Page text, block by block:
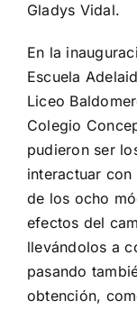
Gladys Vidal.
En la
Escuela
Liceo
Colegio
pudieron ser
interactuar
de los ocho
efectos del
llevándolos a
pasando
obtención,